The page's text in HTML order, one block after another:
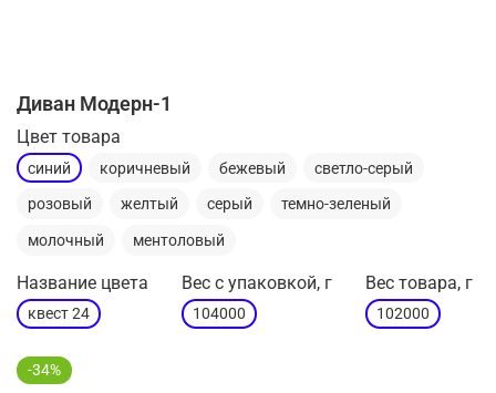
Диван Модерн-1
Цвет товара
синий коричневый бежевый светло-серый
розовый желтый серый темно-зеленый
молочный ментоловый
Название цвета
квест 24
Вес с упаковкой, г
104000
Вес товара, г
102000
-34%